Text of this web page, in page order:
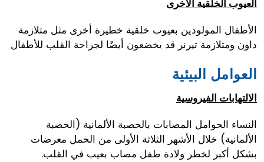
العيوب الخلقية الأخرى
الأطفال المولودين بعيوب خلقية خطيرة أخرى مثل متلازمة
داون ومتلازمة تيرنر قد يخضعون أيضًا لجراحة القلب للأطفال
العوامل البيئية
الالتهابات الفيروسية
النساء الحوامل المصابات بالحصبة الألمانية (الحصبة
الألمانية) خلال الأشهر الثلاثة الأولى من الحمل معرضات
بشكل أكبر لخطر ولادة طفل مصاب بعيب في القلب.